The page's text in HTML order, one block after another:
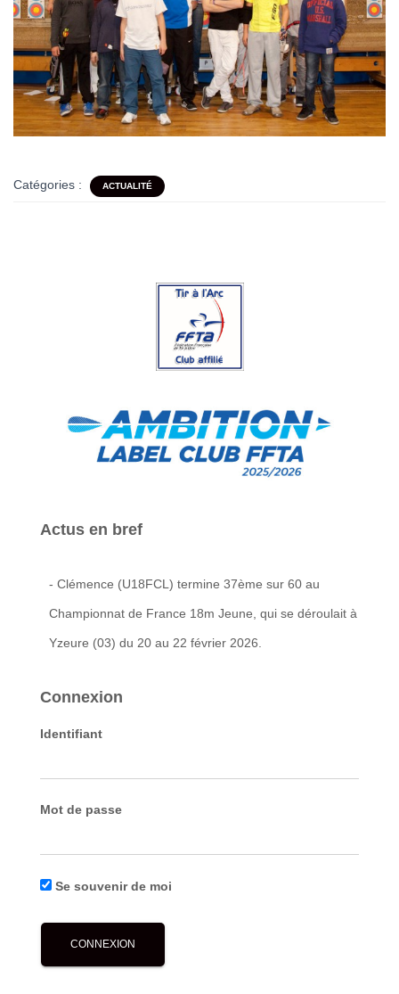
Catégories : ACTUALITÉ
Actus en bref
- Clémence (U18FCL) termine 37ème sur 60 au
Championnat de France 18m Jeune, qui se déroulait à
Yzeure (03) du 20 au 22 février 2026.
Connexion
Identifiant
Mot de passe
Se souvenir de moi